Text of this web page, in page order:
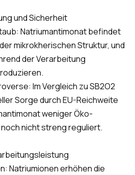
und Sicherheit
Natriumantimonat befindet
mikrokherischen Struktur, und
der Verarbeitung
Im Vergleich zu SB2O2
Sorge durch EU-Reichweite
weniger Öko-
nicht streng reguliert.
Natriumionen erhöhen die